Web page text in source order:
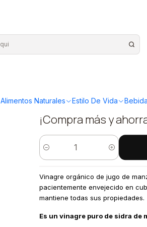
Alimentos Naturales Estilo De Vida
Manzana
¡Compra más y
Cantidad
Vinagre orgánico de jugo de
pacientemente envejecido en
mantiene todas sus propiedades.
Es un vinagre puro de sidra de